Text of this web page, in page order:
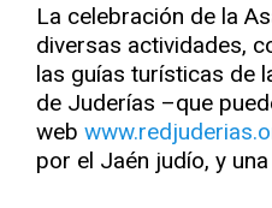
La celebración de la
diversas actividades,
las guías turísticas de
de Juderías –que
web
por el Jaén judío, y